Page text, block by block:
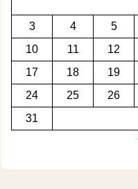
3
4 5
10
11 12
17
18 19
24
25 26
31